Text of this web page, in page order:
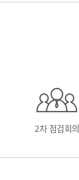
2차 점검회의